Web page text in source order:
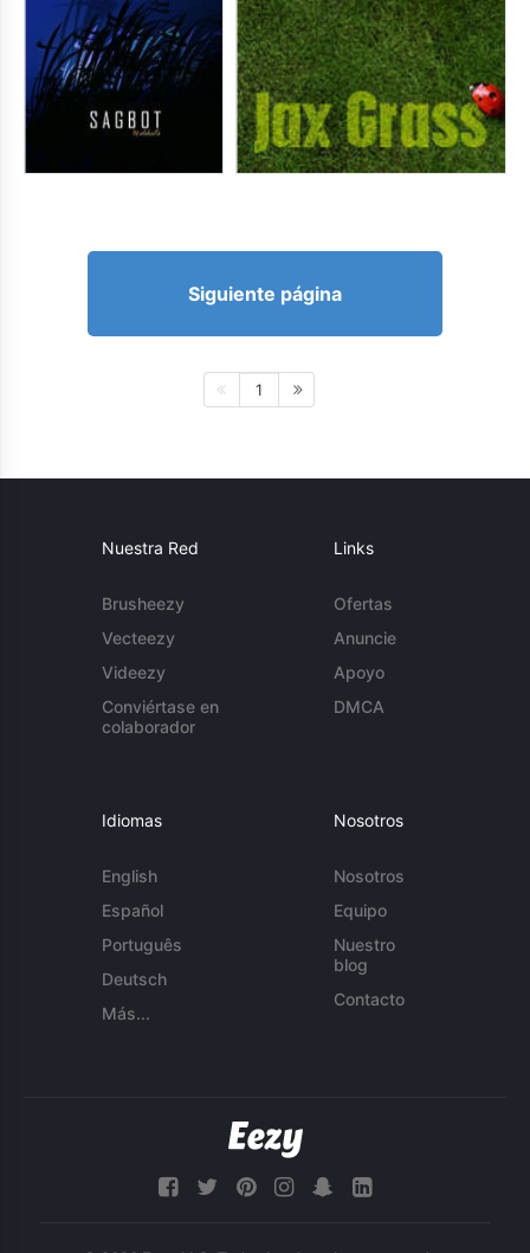
Siguiente página
1
Nuestra Red
Brusheezy
Vecteezy
Videezy
Conviértase en
colaborador
Links
Ofertas
Anuncie
Apoyo
DMCA
Idiomas
English
Español
Português
Deutsch
Más...
Nosotros
Nosotros
Equipo
Nuestro
blog
Contacto